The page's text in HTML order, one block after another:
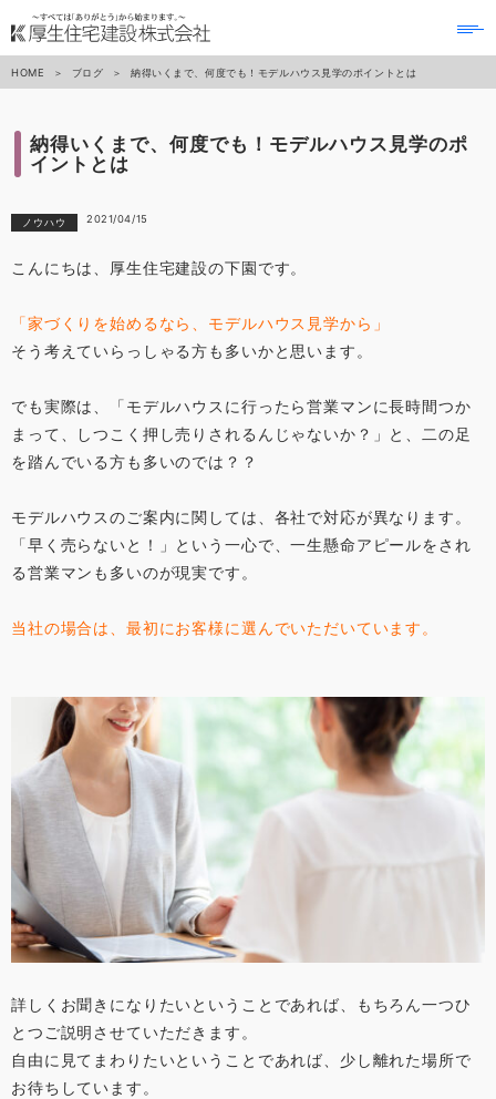
HOME ブログ 納得いくまで、何度でも！モデルハウス見学のポイントとは
納得いくまで、何度でも！モデルハウス見学のポ
イントとは
ノウハウ 2021/04/15
こんにちは、厚生住宅建設の下園です。
「家づくりを始めるなら、モデルハウス見学から」
そう考えていらっしゃる方も多いかと思います。
でも実際は、「モデルハウスに行ったら営業マンに長時間つか
まって、しつこく押し売りされるんじゃないか？」と、二の足
を踏んでいる方も多いのでは？？
モデルハウスのご案内に関しては、各社で対応が異なります。
「早く売らないと！」という一心で、一生懸命アピールをされ
る営業マンも多いのが現実です。
当社の場合は、最初にお客様に選んでいただいています。
詳しくお聞きになりたいということであれば、もちろん一つひ
とつご説明させていただきます。
自由に見てまわりたいということであれば、少し離れた場所で
お待ちしています。